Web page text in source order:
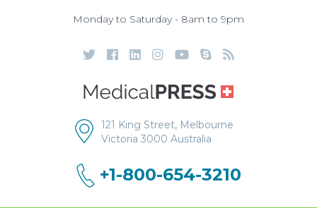
Monday to Saturday - 8am to 9pm
121 King Street, Melbourne
Victoria 3000 Australia
+1-800-654-3210